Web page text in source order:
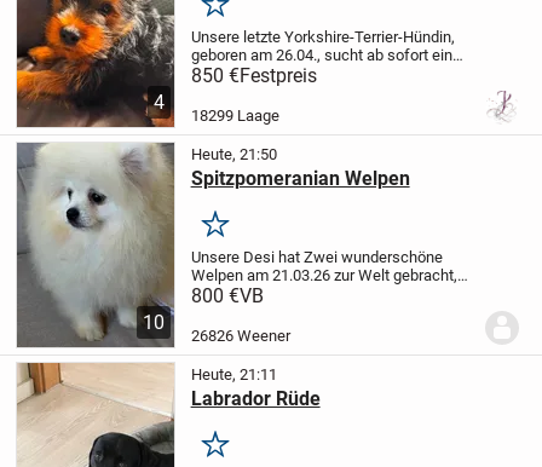
4
Merken
Unsere letzte Yorkshire-Terrier-Hündin,
geboren am 26.04., sucht ab sofort ein
liebevolles Zuhause.
Kleine bereits ein neues Zuhause
gefunden. Leider wurde der vereinbarte...
850 €Festpreis
18299 Laage
10
Heute, 21:50
Spitzpomeranian Welpen
Merken
Unsere Desi hat Zwei wunderschöne
Welpen am 21.03.26 zur Welt gebracht,
die ein Liebevolles Zuhause suchen. Sind
Vater sind beide reinrassige Spitz
800 €VB
26826 Weener
Heute, 21:11
Labrador Rüde
Merken